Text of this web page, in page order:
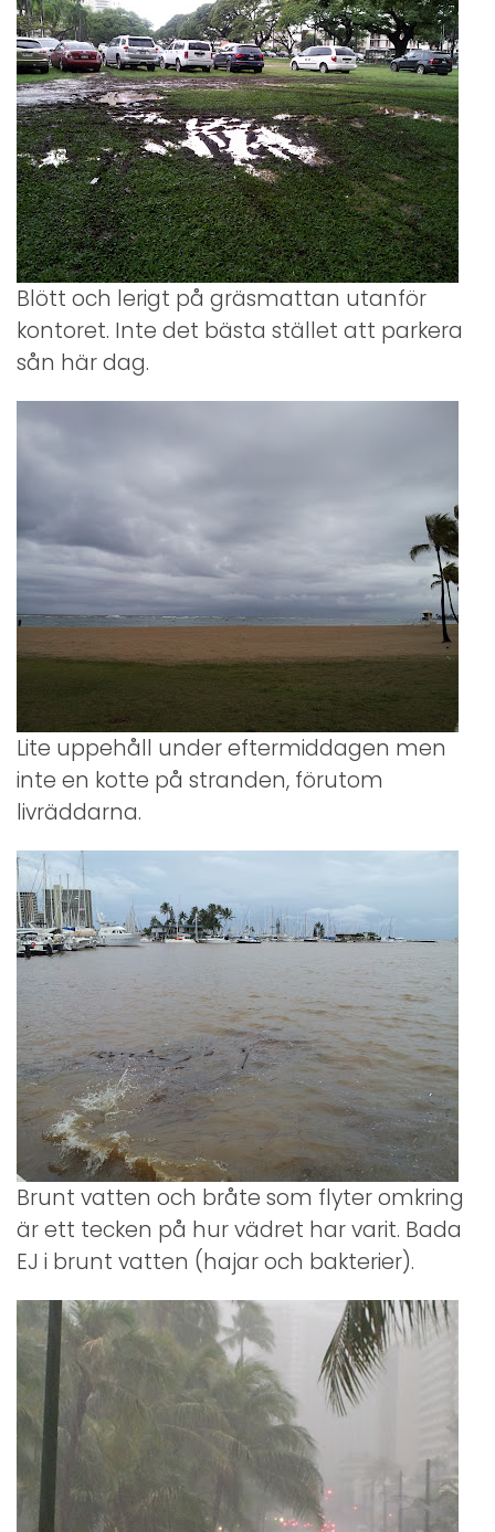
Blött och lerigt på gräsmattan utanför
kontoret. Inte det bästa stället att parkera
sån här dag.
Lite uppehåll under eftermiddagen men
inte en kotte på stranden, förutom
livräddarna.
Brunt vatten och bråte som flyter omkring
är ett tecken på hur vädret har varit. Bada
EJ i brunt vatten (hajar och bakterier).